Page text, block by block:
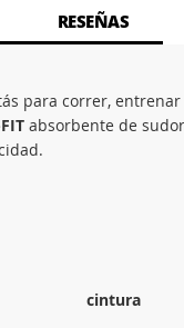
para correr,
absorbente de
cintura
RESEÑAS